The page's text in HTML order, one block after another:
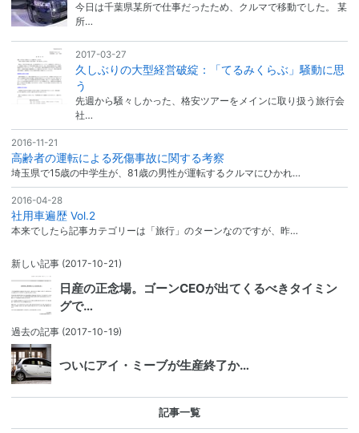
今日は千葉県某所で仕事だったため、クルマで移動でした。 某
所…
2017-03-27
久しぶりの大型経営破綻：「てるみくらぶ」騒動に思
う
先週から騒々しかった、格安ツアーをメインに取り扱う旅行会
社…
2016-11-21
高齢者の運転による死傷事故に関する考察
埼玉県で15歳の中学生が、81歳の男性が運転するクルマにひかれ…
2016-04-28
社用車遍歴 Vol.2
本来でしたら記事カテゴリーは「旅行」のターンなのですが、昨…
新しい記事 (2017-10-21)
日産の正念場。ゴーンCEOが出てくるべきタイミン
グで…
過去の記事 (2017-10-19)
ついにアイ・ミーブが生産終了か…
記事一覧